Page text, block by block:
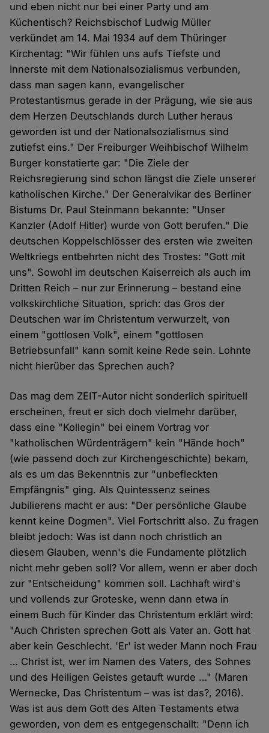
und eben nicht nur bei einer Party und am
Küchentisch? Reichsbischof Ludwig Müller
verkündet am 14. Mai 1934 auf dem Thüringer
Kirchentag: "Wir fühlen uns aufs Tiefste und
Innerste mit dem Nationalsozialismus verbunden,
dass man sagen kann, evangelischer
Protestantismus gerade in der Prägung, wie sie aus
dem Herzen Deutschlands durch Luther heraus
geworden ist und der Nationalsozialismus sind
zutiefst eins." Der Freiburger Weihbischof Wilhelm
Burger konstatierte gar: "Die Ziele der
Reichsregierung sind schon längst die Ziele unserer
katholischen Kirche." Der Generalvikar des Berliner
Bistums Dr. Paul Steinmann bekannte: "Unser
Kanzler (Adolf Hitler) wurde von Gott berufen." Die
deutschen Koppelschlösser des ersten wie zweiten
Weltkriegs entbehrten nicht des Trostes: "Gott mit
uns". Sowohl im deutschen Kaiserreich als auch im
Dritten Reich – nur zur Erinnerung – bestand eine
volkskirchliche Situation, sprich: das Gros der
Deutschen war im Christentum verwurzelt, von
einem "gottlosen Volk", einem "gottlosen
Betriebsunfall" kann somit keine Rede sein. Lohnte
nicht hierüber das Sprechen auch?
Das mag dem ZEIT-Autor nicht sonderlich spirituell
erscheinen, freut er sich doch vielmehr darüber,
dass eine "Kollegin" bei einem Vortrag vor
"katholischen Würdenträgern" kein "Hände hoch"
(wie passend doch zur Kirchengeschichte) bekam,
als es um das Bekenntnis zur "unbefleckten
Empfängnis" ging. Als Quintessenz seines
Jubilierens macht er aus: "Der persönliche Glaube
kennt keine Dogmen". Viel Fortschritt also. Zu fragen
bleibt jedoch: Was ist dann noch christlich an
diesem Glauben, wenn's die Fundamente plötzlich
nicht mehr geben soll? Vor allem, wenn er aber doch
zur "Entscheidung" kommen soll. Lachhaft wird's
und vollends zur Groteske, wenn dann etwa in
einem Buch für Kinder das Christentum erklärt wird:
"Auch Christen sprechen Gott als Vater an. Gott hat
aber kein Geschlecht. 'Er' ist weder Mann noch Frau
… Christ ist, wer im Namen des Vaters, des Sohnes
und des Heiligen Geistes getauft wurde …" (Maren
Wernecke, Das Christentum – was ist das?, 2016).
Was ist aus dem Gott des Alten Testaments etwa
geworden, von dem es entgegenschallt: "Denn ich